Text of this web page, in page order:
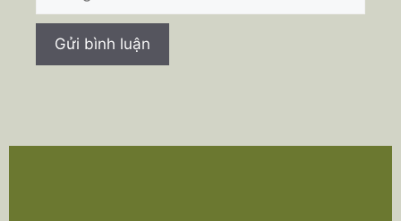
web